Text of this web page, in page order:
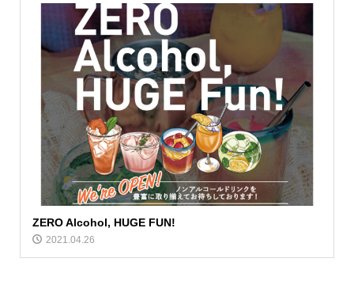
ZERO Alcohol, HUGE FUN!
2021.04.26